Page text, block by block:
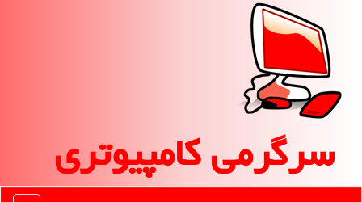
سرگرمی كامپیوتری